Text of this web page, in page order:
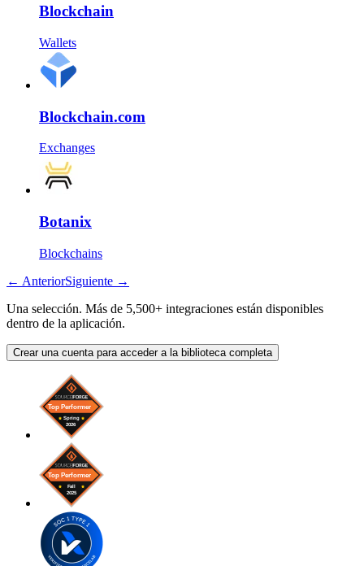
Blockchain
Wallets
Blockchain.com
Exchanges
Botanix
Blockchains
← AnteriorSiguiente →
Una selección. Más de 5,500+ integraciones están disponibles
dentro de la aplicación.
Crear una cuenta para acceder a la biblioteca completa